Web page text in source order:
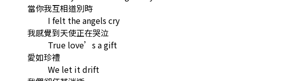
當你我互相道別時
I felt the angels cry
我感覺到天使正在哭泣
True love’s a gift
愛如珍禮
We let it drift